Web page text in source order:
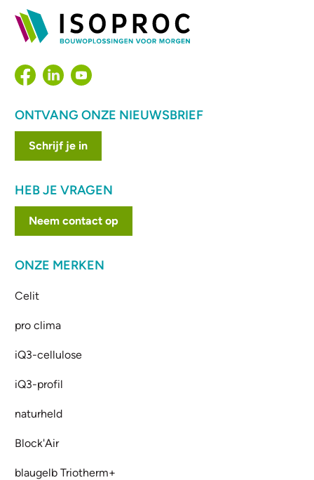
ONTVANG ONZE NIEUWSBRIEF
Schrijf je in
HEB JE VRAGEN
Neem contact op
ONZE MERKEN
Celit
pro clima
iQ3-cellulose
iQ3-profil
naturheld
Block'Air
blaugelb Triotherm+